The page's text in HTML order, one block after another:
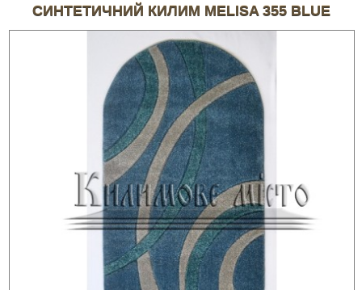
СИНТЕТИЧНИЙ КИЛИМ MELISA 355 BLUE